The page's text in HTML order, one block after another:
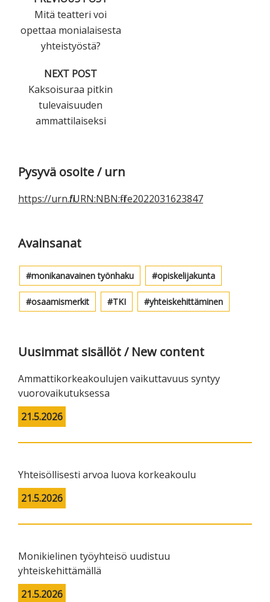
Mitä teatteri voi
opettaa monialaisesta
yhteistyöstä?
NEXT POST
Kaksoisuraa pitkin
tulevaisuuden
ammattilaiseksi
Ensisijainen
sivupalkki
Pysyvä osoite / urn
https://urn.fi/URN:NBN:fi-fe2022031623847
Avainsanat
monikanavainen työnhaku opiskelijakunta
osaamismerkit TKI yhteiskehittäminen
Uusimmat sisällöt / New content
Ammattikorkeakoulujen vaikuttavuus syntyy
vuorovaikutuksessa
21.5.2026
Yhteisöllisesti arvoa luova korkeakoulu
21.5.2026
Monikielinen työyhteisö uudistuu
yhteiskehittämällä
21.5.2026